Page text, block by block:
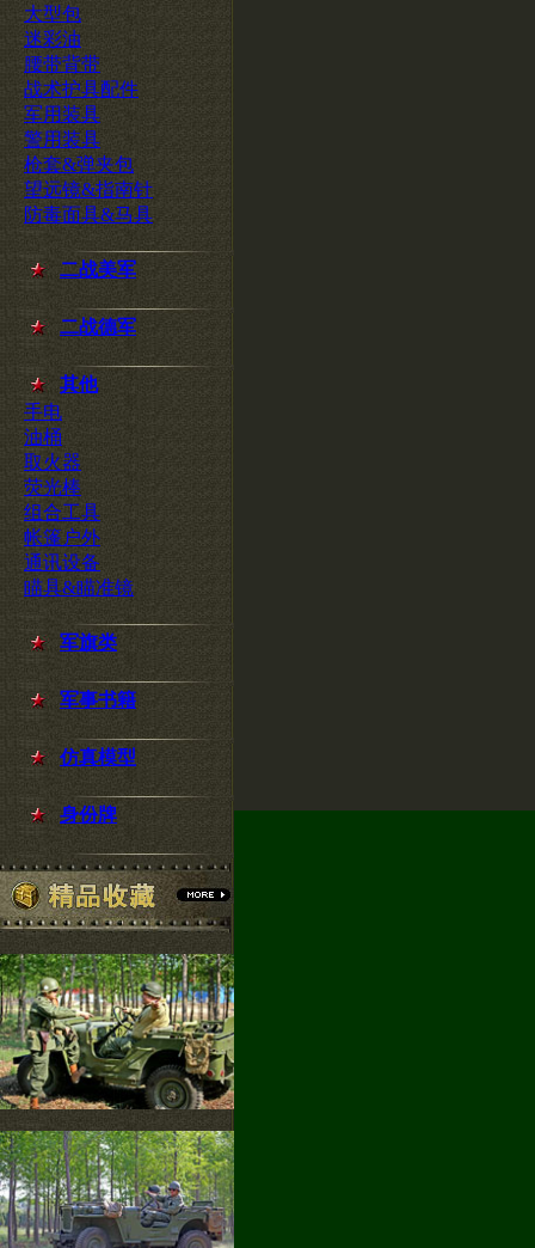
大型包
迷彩油
腰带背带
战术护具配件
军用装具
警用装具
枪套&弹夹包
望远镜&指南针
防毒面具&马具
二战美军
二战德军
其他
手电
油桶
取火器
荧光棒
组合工具
帐篷户外
通讯设备
瞄具&瞄准镜
军旗类
军事书籍
仿真模型
身份牌